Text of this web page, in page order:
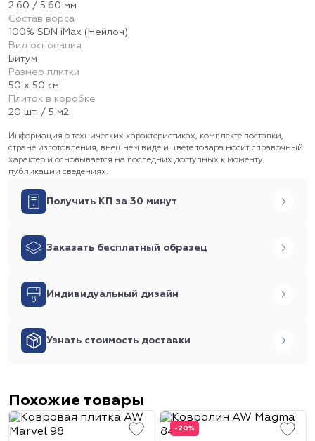
2.60 / 5.60 мм
Состав ворса
100% SDN iMax (Нейлон)
Вид основания
Битум
Размер плитки
50 х 50 см
Плиток в коробке
20 шт. / 5 м2
Информация о технических характеристиках, комплекте поставки,
стране изготовления, внешнем виде и цвете товара носит справочный
характер и основывается на последних доступных к моменту
публикации сведениях.
Получить КП за 30 минут
Заказать бесплатный образец
Индивидуальный дизайн
Узнать стоимость доставки
Похожие товары
-20%